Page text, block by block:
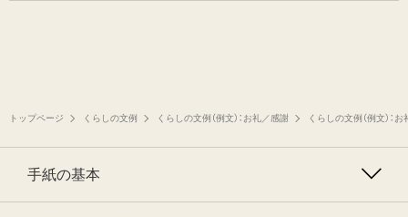
トップページ くらしの文例 くらしの文例（例文）：お礼／感謝 くらしの文例（例文）：
手紙の基本